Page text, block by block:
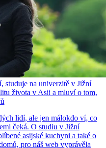
studuje na univerzitě v Jižní
života v Asii a mluví o tom,
lidí, ale jen málokdo ví, co
čeká. O studiu v Jižní
asijské kuchyni a také o
pro náš web vyprávěla